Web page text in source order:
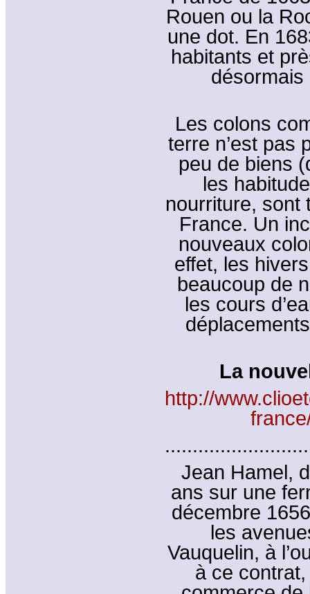
Rouen ou la
une dot. En
habitants et
Les colons
terre n’est pas
peu de biens
les
nourriture,
France. Un
nouveaux
effet, les
beaucoup de
les cours
La
http://
Jean Hamel,
ans sur une
décembre
les
Vauquelin, à
à ce